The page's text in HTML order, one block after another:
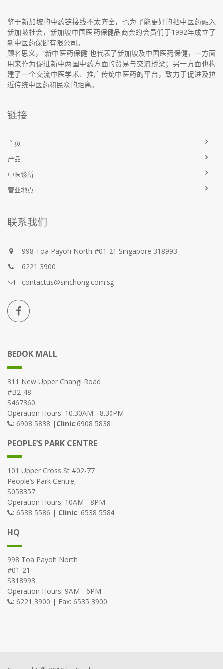
鉴于新加坡的中药链接线不太齐全，也为了能更好的把中医药融入
新加坡社会，新加坡中国医药保健品商会的会员们于1992年成立了
新中医药保健有限公司。
顾名思义，“新中医药保健”也代表了新加坡及中国医药保健，一方面
用来作为促进新中两国中药方面的贸易与交流桥梁；另一方面也构
建了一个交流中医学术、推广传统中医药的平台，致力于促进及拉
近传统中医药和民众的距离。
链接
主页
产品
中医诊所
营业地点
联系我们
998 Toa Payoh North #01-21 Singapore 318993
6221 3900
contactus@sinchong.com.sg
BEDOK MALL
311 New Upper Changi Road
#B2-48
S467360
Operation Hours: 10.30AM - 8.30PM
: 6908 5838 | Clinic:6908 5838
PEOPLE’S PARK CENTRE
101 Upper Cross St #02-77
People’s Park Centre,
S058357
Operation Hours: 10AM - 8PM
: 6538 5586 | Clinic: 6538 5584
HQ
998 Toa Payoh North
#01-21
S318993
Operation Hours: 9AM - 6PM
: 6221 3900 | Fax: 6535 3900